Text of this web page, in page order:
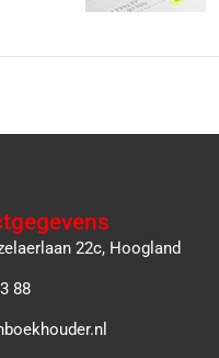
22c, Hoogland
88